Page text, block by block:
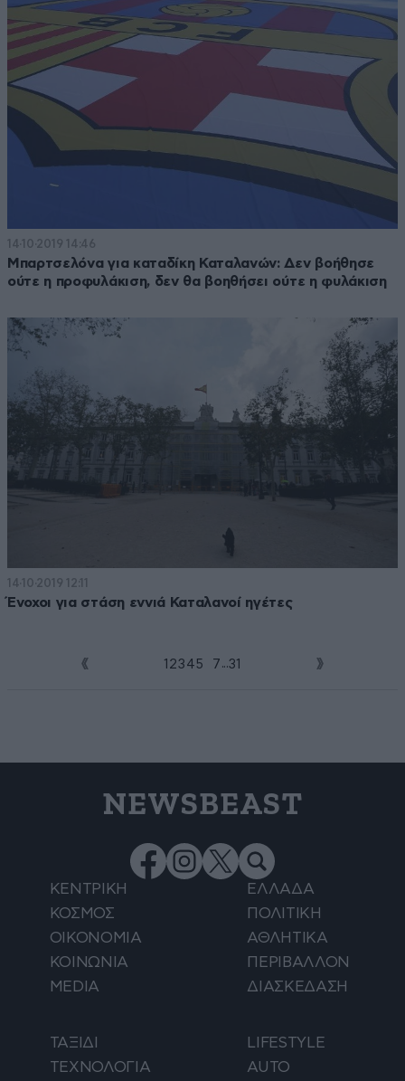
14·10·2019 14:46
Μπαρτσελόνα για καταδίκη Καταλανών: Δεν βοήθησε
ούτε η προφυλάκιση, δεν θα βοηθήσει ούτε η φυλάκιση
14·10·2019 12:11
Ένοχοι για στάση εννιά Καταλανοί ηγέτες
1 23 4 5 7 ...31
NEWSBEAST
ΚΕΝΤΡΙΚΗ
ΕΛΛΑΔΑ
ΚΟΣΜΟΣ
ΠΟΛΙΤΙΚΗ
ΟΙΚΟΝΟΜΙΑ
ΑΘΛΗΤΙΚΑ
ΚΟΙΝΩΝΙΑ
ΠΕΡΙΒΑΛΛΟΝ
MEDIA
ΔΙΑΣΚΕΔΑΣΗ
ΤΑΞΙΔΙ
LIFESTYLE
ΤΕΧΝΟΛΟΓΙΑ
AUTO